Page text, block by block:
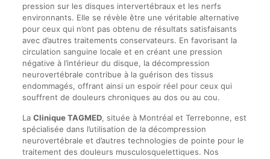
pression sur les disques intervertébraux et les nerfs
environnants. Elle se révèle être une véritable alternative
pour ceux qui n’ont pas obtenu de résultats satisfaisants
avec d’autres traitements conservateurs. En favorisant la
circulation sanguine locale et en créant une pression
négative à l’intérieur du disque, la décompression
neurovertébrale contribue à la guérison des tissus
endommagés, offrant ainsi un espoir réel pour ceux qui
souffrent de douleurs chroniques au dos ou au cou.
La Clinique TAGMED, située à Montréal et Terrebonne, est
spécialisée dans l’utilisation de la décompression
neurovertébrale et d’autres technologies de pointe pour le
traitement des douleurs musculosquelettiques. Nos